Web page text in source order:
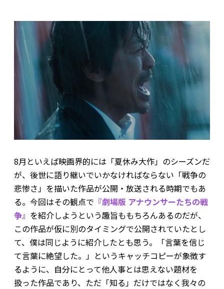
8月といえば映画界的には「夏休み大作」のシーズンだ
が、後世に語り継いでいかなければならない「戦争の
悲惨さ」を描いた作品が公開・放送される時期でもあ
る。今回はその観点で 『劇場版 アナウンサーたちの戦
争』 を紹介しよう――という趣旨ももちろんあるのだが、
この作品が仮に別のタイミングで公開されていたとし
て、僕は同じように紹介したとも思う。「言葉を信じ
て言葉に絶望した。」というキャッチコピーが象徴す
るように、自分にとって他人事とは思えない題材を
扱った作品であり、ただ「知る」だけではなく我々の